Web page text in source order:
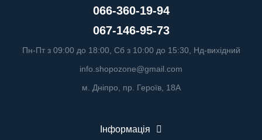
066-360-19-94
067-146-95-73
Пн-Пт з 09:00 до 18:00, Сб з 10:00 до 15:30, Нд-вихідний
info.shopozone@gmail.com
м. Дніпро, пр. Героїв, 18А
Інформація